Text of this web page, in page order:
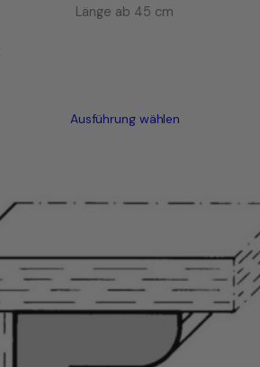
Länge ab 45 cm
Ausführung wählen